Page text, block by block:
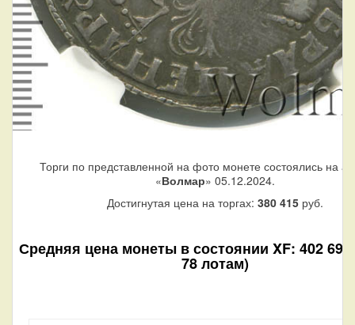
Торги по представленной на фото монете состоялись на
«Волмар» 05.12.2024.
Достигнутая цена на торгах: 380 415руб.
Средняя цена монеты в состоянии XF: 402
78 лотам)